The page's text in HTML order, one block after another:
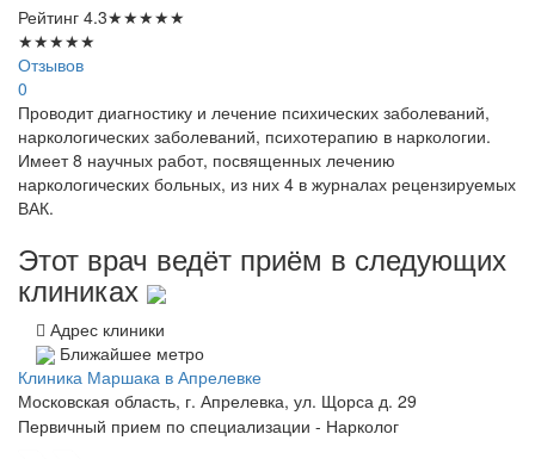
Рейтинг 4.3★★★★★
★★★★★
Отзывов
0
Проводит диагностику и лечение психических заболеваний,
наркологических заболеваний, психотерапию в наркологии.
Имеет 8 научных работ, посвященных лечению
наркологических больных, из них 4 в журналах рецензируемых
ВАК.
Этот врач ведёт приём в следующих
клиниках
Адрес клиники
Ближайшее метро
Клиника Маршака в Апрелевке
Московская область, г. Апрелевка, ул. Щорса д. 29
Первичный прием по специализации - Нарколог